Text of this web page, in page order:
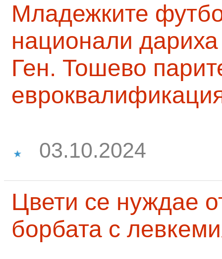
Младежките
национали
Ген. Тошево
03.10.2024
Цвети се нуждае
борбата с